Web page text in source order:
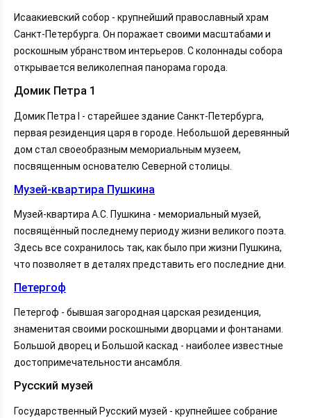
Исаакиевский собор - крупнейший православный храм
Санкт-Петербурга. Он поражает своими масштабами и
роскошным убранством интерьеров. С колоннады собора
открывается великолепная панорама города.
Домик Петра 1
Домик Петра I - старейшее здание Санкт-Петербурга,
первая резиденция царя в городе. Небольшой деревянный
дом стал своеобразным мемориальным музеем,
посвященным основателю Северной столицы.
Музей-квартира Пушкина
Музей-квартира А.С. Пушкина - мемориальный музей,
посвящённый последнему периоду жизни великого поэта.
Здесь все сохранилось так, как было при жизни Пушкина,
что позволяет в деталях представить его последние дни.
Петергоф
Петергоф - бывшая загородная царская резиденция,
знаменитая своими роскошными дворцами и фонтанами.
Большой дворец и Большой каскад - наиболее известные
достопримечательности ансамбля.
Русский музей
Государственный Русский музей - крупнейшее собрание